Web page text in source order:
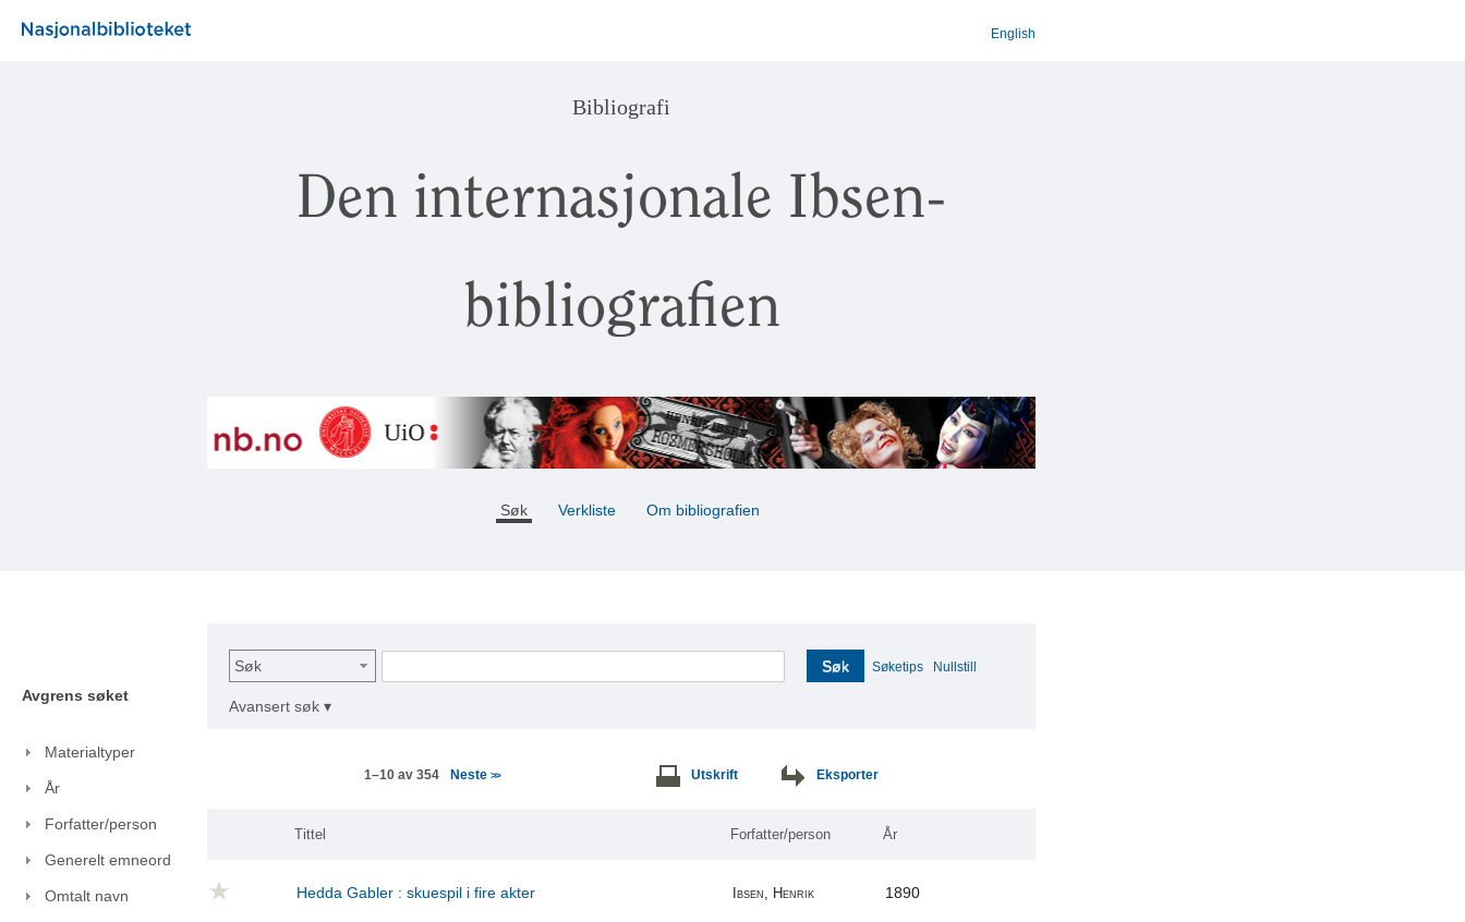
English
Bibliografi
Den internasjonale Ibsen-
bibliografien
Søk Verkliste Om bibliografien
Avgrens søket
Materialtyper
År
Forfatter/person
Generelt emneord
Omtalt navn
Søk Søk Søketips Nullstill
Avansert søk ▾
1–10 av 354 Neste >> Utskrift Eksporter
Tittel Forfatter/person År
Hedda Gabler : skuespil i fire akter Ibsen, Henrik 1890